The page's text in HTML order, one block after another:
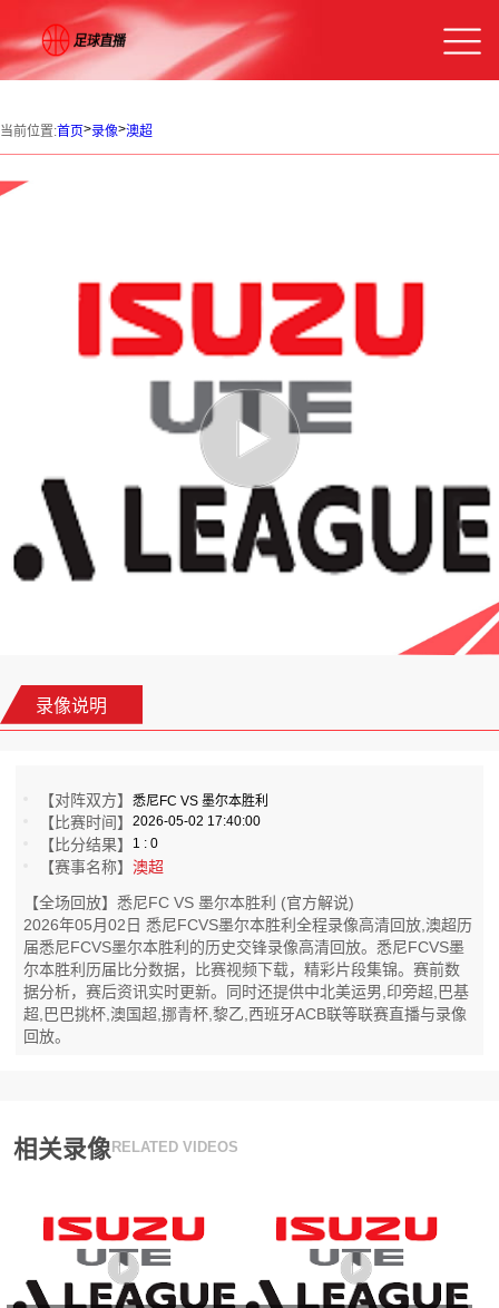
当前位置:首页>录像>澳超
录像说明
【对阵双方】悉尼FC VS 墨尔本胜利
【比赛时间】2026-05-02 17:40:00
【比分结果】 1 : 0
【赛事名称】澳超
【全场回放】悉尼FC VS 墨尔本胜利 (官方解说)
2026年05月02日 悉尼FCVS墨尔本胜利全程录像高清回放,澳超历
届悉尼FCVS墨尔本胜利的历史交锋录像高清回放。悉尼FCVS墨
尔本胜利历届比分数据，比赛视频下载，精彩片段集锦。赛前数
据分析，赛后资讯实时更新。同时还提供中北美运男,印旁超,巴基
超,巴巴挑杯,澳国超,挪青杯,黎乙,西班牙ACB联等联赛直播与录像
回放。
相关录像 RELATED VIDEOS